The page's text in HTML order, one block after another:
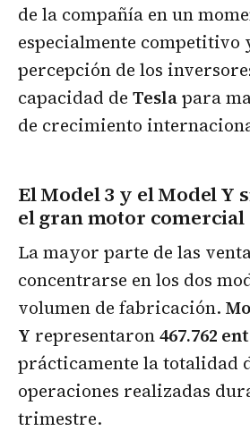
de la compañía en un
especialmente competitivo
percepción de los
capacidad de Teslapara
de crecimiento
El Model 3 y el Model Y
el gran motor comercial
La mayor parte de las
concentrarse en los dos
volumen de fabricación.
Y representaron467.762
prácticamente la totalidad
operaciones realizadas
trimestre.